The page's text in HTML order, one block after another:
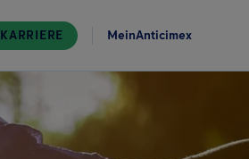
KARRIERE MeinAnticimex